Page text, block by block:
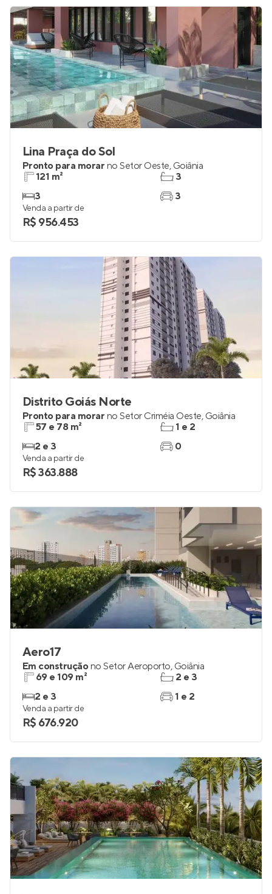
Lina Praça do Sol
Pronto para morar no Setor Oeste, Goiânia
121 m²
3
3
3
Venda a partir de
R$ 956.453
Distrito Goiás Norte
Pronto para morar no Setor Criméia Oeste, Goiânia
57 e 78 m²
2 e 3
1 e 2
0
Venda a partir de
R$ 363.888
Aero17
Em construçãono Setor Aeroporto, Goiânia
69 e 109 m²
2 e 3
2 e 3
1 e 2
Venda a partir de
R$ 676.920